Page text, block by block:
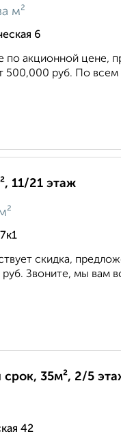
м²
6
акционной цене,
500,000 руб. По
11/21 этаж
скидка,
Звоните, мы вам
срок, 35м², 2/5
42